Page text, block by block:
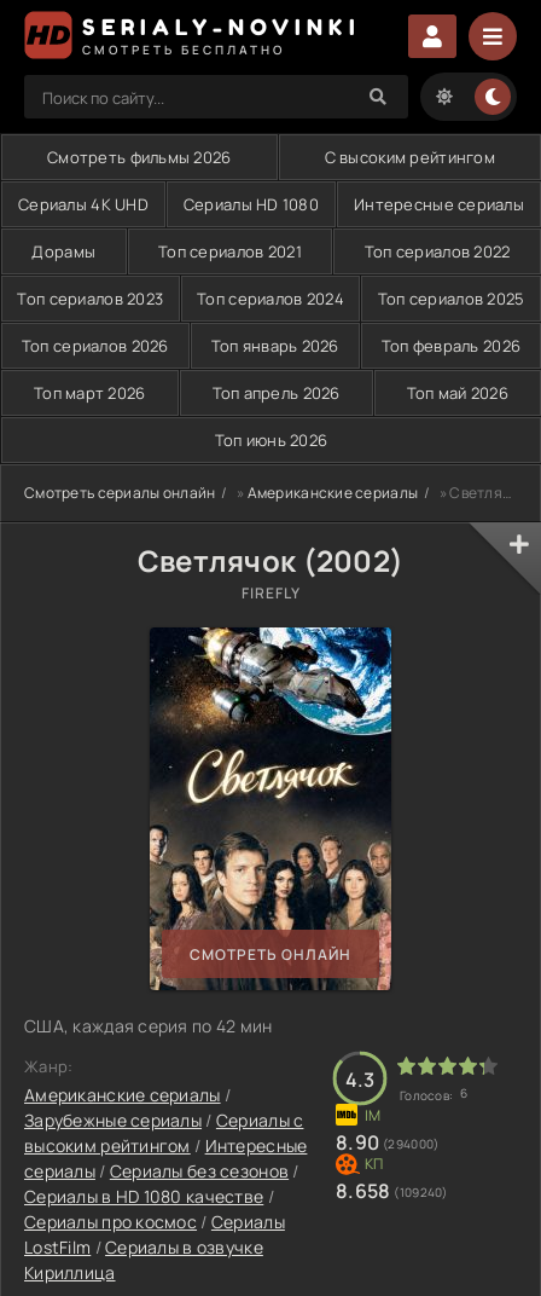
SERIALY-NOVINKI
СМОТРЕТЬ БЕСПЛАТНО
Смотреть фильмы 2026 С высоким рейтингом
Сериалы 4K UHD Сериалы HD 1080 Интересные сериалы
Дорамы Топ сериалов 2021 Топ сериалов 2022
Топ сериалов 2023 Топ сериалов 2024 Топ сериалов 2025
Топ сериалов 2026 Топ январь 2026 Топ февраль 2026
Топ март 2026 Топ апрель 2026 Топ май 2026
Топ июнь 2026
Смотреть сериалы онлайн » Американские сериалы » Светлячок (2002)
Светлячок (2002)
FIREFLY
СМОТРЕТЬ ОНЛАЙН
США, каждая серия по 42 мин
Жанр:
Американские сериалы /
Зарубежные сериалы / Сериалы с
высоким рейтингом / Интересные
сериалы/ Сериалы без сезонов /
Сериалы в HD 1080 качестве /
Сериалы про космос / Сериалы
LostFilm /Сериалы в озвучке
Кириллица
4.3
Голосов: 6
8.90 (294000)
8.658 (109240)